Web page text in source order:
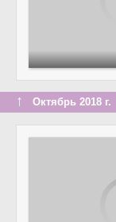
↑ Октябрь 2018 г.